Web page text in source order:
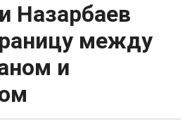
Назарбаев
между
и